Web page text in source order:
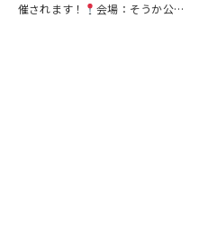
催されます！
会場：そうか公園